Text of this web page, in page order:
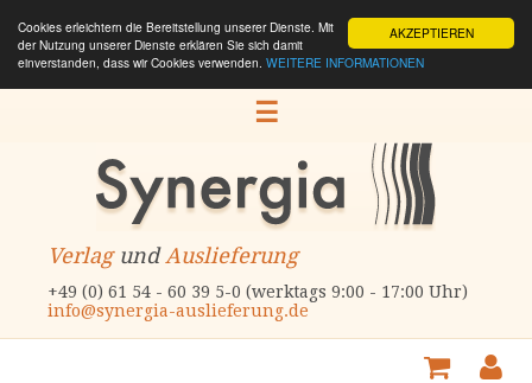
AKZEPTIEREN
Cookies erleichtern die Bereitstellung unserer Dienste. Mit
der Nutzung unserer Dienste erklären Sie sich damit
einverstanden, dass wir Cookies verwenden. WEITERE INFORMATIONEN
☰
VerlagundAuslieferung
+49 (0) 61 54 - 60 39 5-0 (werktags 9:00 - 17:00 Uhr)
info@synergia-auslieferung.de